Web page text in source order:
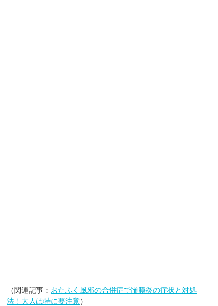
（関連記事： おたふく風邪の合併症で髄膜炎の症状と対処
法！大人は特に要注意）